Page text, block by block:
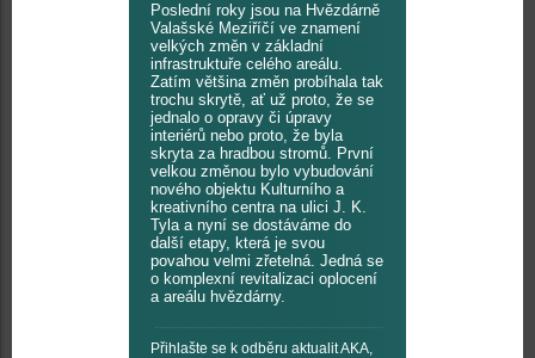
Poslední roky jsou na Hvězdárně
Valašské Meziříčí ve znamení
velkých změn v základní
infrastruktuře celého areálu.
Zatím většina změn probíhala tak
trochu skrytě, ať už proto, že se
jednalo o opravy či úpravy
interiérů nebo proto, že byla
skryta za hradbou stromů. První
velkou změnou bylo vybudování
nového objektu Kulturního a
kreativního centra na ulici J. K.
Tyla a nyní se dostáváme do
další etapy, která je svou
povahou velmi zřetelná. Jedná se
o komplexní revitalizaci oplocení
a areálu hvězdárny.
Přihlašte se k odběru aktualit AKA,